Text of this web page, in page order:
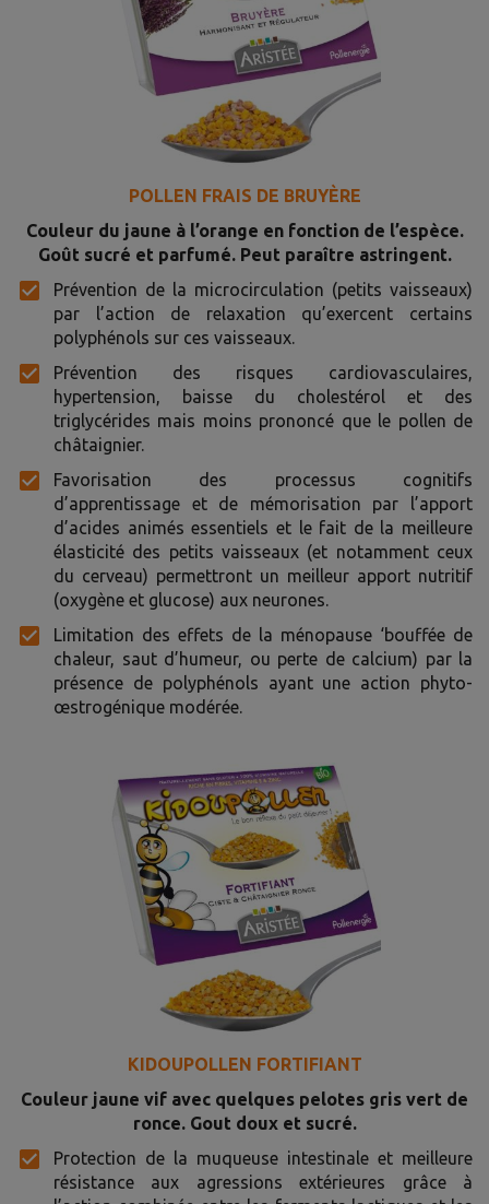
POLLEN FRAIS DE BRUYÈRE
Couleur du jaune à l’orange en fonction de l’espèce.
Goût sucré et parfumé. Peut paraître astringent.
Prévention de la microcirculation (petits vaisseaux)
par l’action de relaxation qu’exercent certains
polyphénols sur ces vaisseaux.
Prévention des risques cardiovasculaires,
hypertension, baisse du cholestérol et des
triglycérides mais moins prononcé que le pollen de
châtaignier.
Favorisation des processus cognitifs
d’apprentissage et de mémorisation par l’apport
d’acides animés essentiels et le fait de la meilleure
élasticité des petits vaisseaux (et notamment ceux
du cerveau) permettront un meilleur apport nutritif
(oxygène et glucose) aux neurones.
Limitation des effets de la ménopause ‘bouffée de
chaleur, saut d’humeur, ou perte de calcium) par la
présence de polyphénols ayant une action phyto-
œstrogénique modérée.
KIDOUPOLLEN FORTIFIANT
Couleur jaune vif avec quelques pelotes gris vert de
ronce. Gout doux et sucré.
Protection de la muqueuse intestinale et meilleure
résistance aux agressions extérieures grâce à